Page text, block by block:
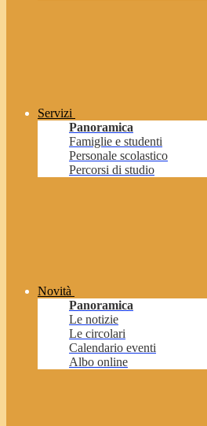
Servizi
Panoramica
Famiglie e studenti
Personale scolastico
Percorsi di studio
Novità
Panoramica
Le notizie
Le circolari
Calendario eventi
Albo online